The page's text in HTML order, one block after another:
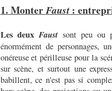
1. MonterFaust:
Les deux Faustsont peu ou
énormément de personnages,
onéreuse et périlleuse pour la
sur scène, et surtout une
babillent, ce n'est pas si